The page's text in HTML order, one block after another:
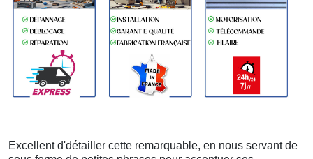
Excellent d'détailler cette remarquable, en nous servant de